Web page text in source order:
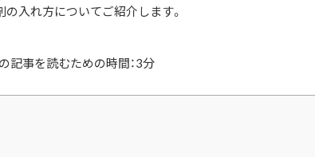
入れ方についてご紹介します。
記事を読むための時間：3分